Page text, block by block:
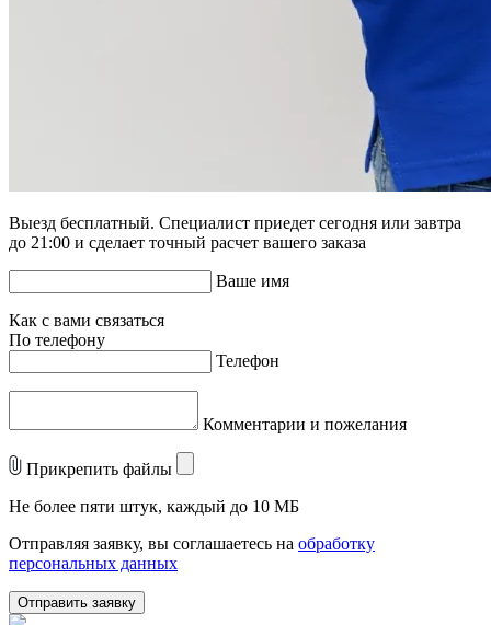
Выезд бесплатный. Специалист приедет сегодня или завтра
до 21:00 и сделает точный расчет вашего заказа
Ваше имя
Как с вами связаться
По телефону
Телефон
Комментарии и пожелания
Прикрепить файлы
Не более пяти штук, каждый до 10 МБ
Отправляя заявку, вы соглашаетесь на обработку
персональных данных
Отправить заявку